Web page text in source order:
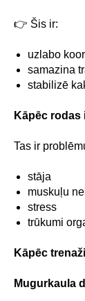
👉 Šis ir:
uzlabo
samazina
stabilizē
Kāpēc
Tas ir
stāja
muskuļu
stress
trūkumi
Kāpēc
Mugurkaula